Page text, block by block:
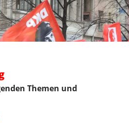
M
a
i
n
S
k
i
p
n Themen und